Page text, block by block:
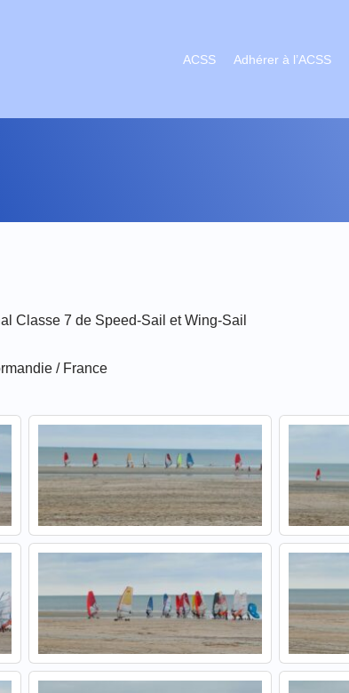
ACSS Adhérer à l’ACSS
Classe 7 de Speed-Sail et Wing-Sail
/ France